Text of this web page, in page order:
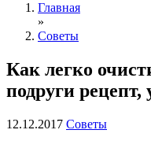
Главная
»
Советы
Как легко
подруги рецепт,
12.12.2017 Советы